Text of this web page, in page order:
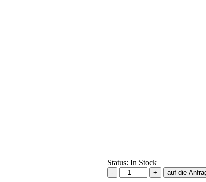
Status: In Stock
Televic
/
auf die